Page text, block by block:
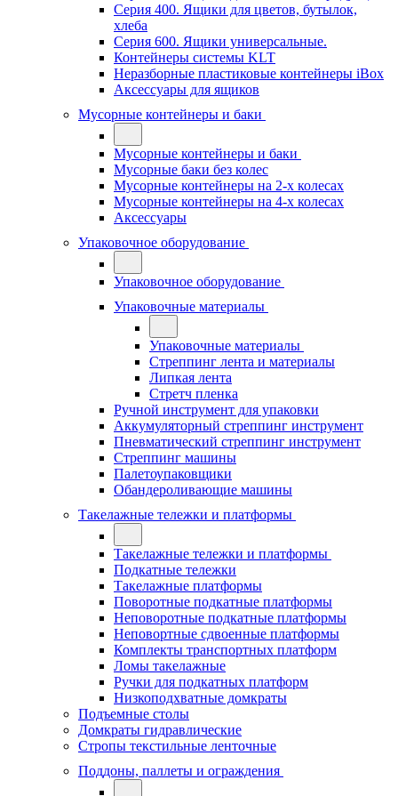
Серия 400. Ящики для цветов, бутылок,
хлеба
Серия 600. Ящики универсальные.
Контейнеры системы KLT
Неразборные пластиковые контейнеры iBox
Аксессуары для ящиков
Мусорные контейнеры и баки
Мусорные контейнеры и баки
Мусорные баки без колес
Мусорные контейнеры на 2-х колесах
Мусорные контейнеры на 4-х колесах
Аксессуары
Упаковочное оборудование
Упаковочное оборудование
Упаковочные материалы
Упаковочные материалы
Стреппинг лента и материалы
Липкая лента
Стретч пленка
Ручной инструмент для упаковки
Аккумуляторный стреппинг инструмент
Пневматический стреппинг инструмент
Стреппинг машины
Палетоупаковщики
Обандероливающие машины
Такелажные тележки и платформы
Такелажные тележки и платформы
Подкатные тележки
Такелажные платформы
Поворотные подкатные платформы
Неповоротные подкатные платформы
Неповортные сдвоенные платформы
Комплекты транспортных платформ
Ломы такелажные
Ручки для подкатных платформ
Низкоподхватные домкраты
Подъемные столы
Домкраты гидравлические
Стропы текстильные ленточные
Поддоны, паллеты и ограждения